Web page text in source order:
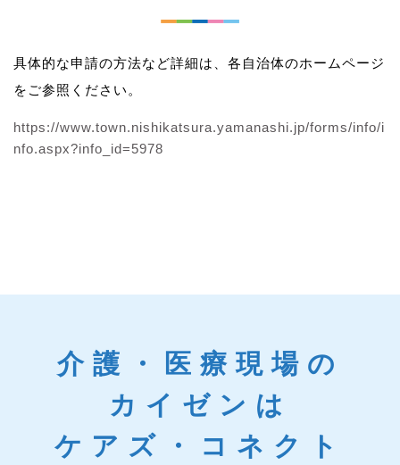
具体的な申請の方法など詳細は、各自治体のホームページ
をご参照ください。
https://www.town.nishikatsura.yamanashi.jp/forms/info/i
nfo.aspx?info_id=5978
介護・医療現場の
カイゼンは
ケアズ・コネクト